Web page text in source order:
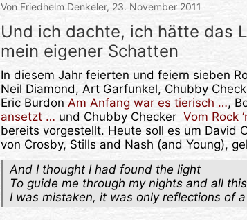
Von Friedhelm Denkeler, 23. November 2011
Und ich dachte, ich hätte das
mein eigener Schatten
In diesem Jahr feierten und feiern sieben
Neil Diamond, Art Garfunkel, Chubby
Eric Burdon Am Anfang war es tierisch …,
ansetzt … und Chubby Checker Vom Rock
bereits vorgestellt. Heute soll es um David
von Crosby, Stills and Nash (and Young),
And I thought I had found the light
To guide me through my nights and all
I was mistaken, it was only reflections of